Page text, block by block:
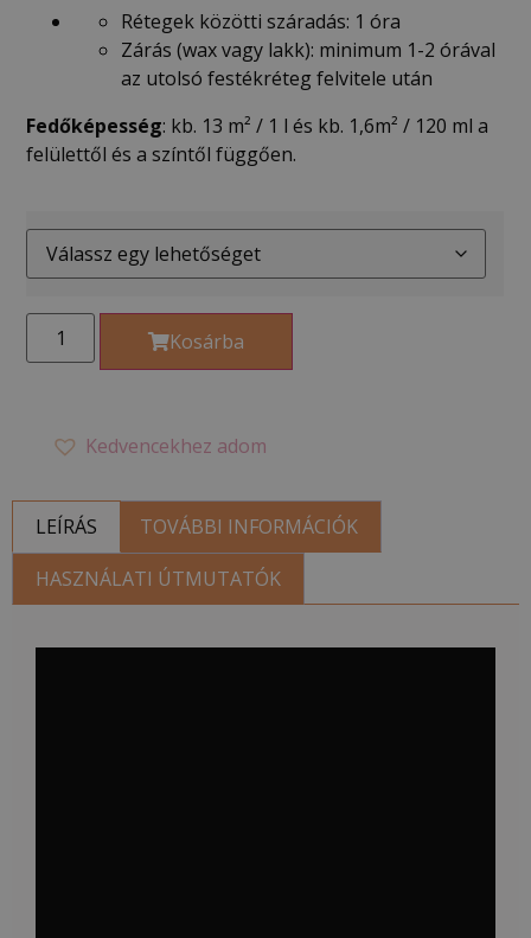
Rétegek közötti száradás: 1 óra
Zárás (wax vagy lakk): minimum 1-2 órával
az utolsó festékréteg felvitele után
Fedőképesség: kb. 13 m² / 1 l és kb. 1,6m² / 120 ml a
felülettől és a színtől függően.
Kosárba
Kedvencekhez adom
LEÍRÁS
TOVÁBBI INFORMÁCIÓK
HASZNÁLATI ÚTMUTATÓK